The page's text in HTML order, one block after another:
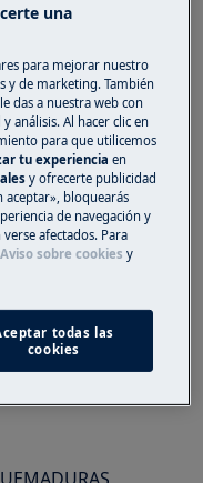
trabajos de
involucren
una
para mejorar nuestro
y de marketing. También
das a nuestra web con
análisis. Al hacer clic en
para que utilicemos
tu experienciaen
y ofrecerte publicidad
aceptar», bloquearás
de navegación y
afectados. Para
Aviso sobre cookies y
todas las
cookies